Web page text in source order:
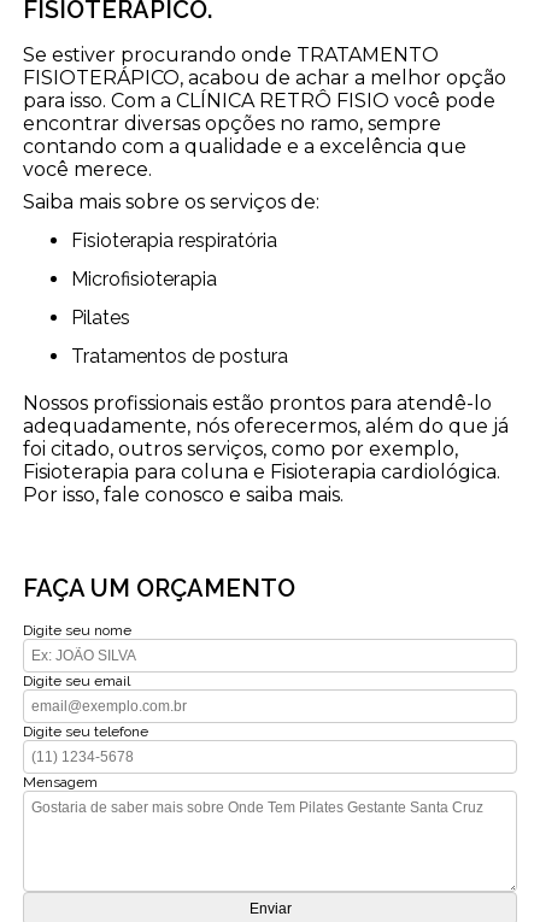
FISIOTERÁPICO.
Se estiver procurando onde TRATAMENTO
FISIOTERÁPICO, acabou de achar a melhor opção
para isso. Com a CLÍNICA RETRÔ FISIO você pode
encontrar diversas opções no ramo, sempre
contando com a qualidade e a excelência que
você merece.
Saiba mais sobre os serviços de:
Fisioterapia respiratória
Microfisioterapia
Pilates
Tratamentos de postura
Nossos profissionais estão prontos para atendê-lo
adequadamente, nós oferecermos, além do que já
foi citado, outros serviços, como por exemplo,
Fisioterapia para coluna e Fisioterapia cardiológica.
Por isso, fale conosco e saiba mais.
FAÇA UM ORÇAMENTO
Digite seu nome
Digite seu email
Digite seu telefone
Mensagem